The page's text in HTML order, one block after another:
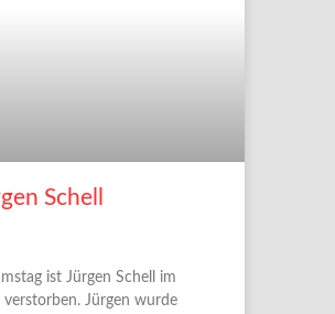
Schell
ist Jürgen Schell im
Jürgen wurde